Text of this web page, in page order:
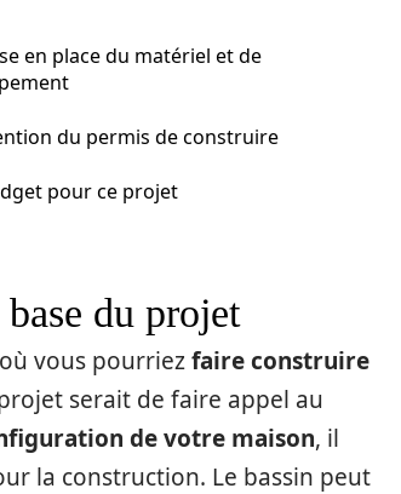
en place du matériel et de
du permis de construire
pour ce projet
du projet
vous pourriezfaire construire
serait de faire appel au
de votre maison, il
la construction. Le bassin peut